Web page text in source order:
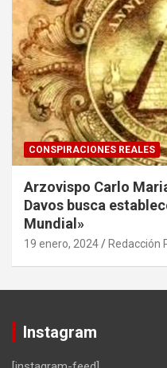
CONSPIRACIONES REALES
Arzovispo Carlo
Davos busca
Mundial»
19 enero, 2024 Redacción
Instagram